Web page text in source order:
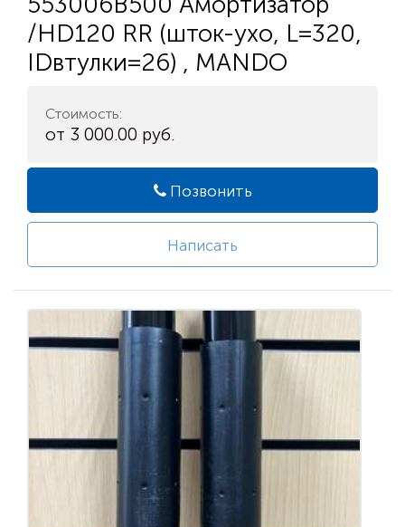
/HD120 RR (шток-ухо, L=320,
IDвтулки=26) , MANDO
Стоимость:
от 3 000.00 руб.
Позвонить
Написать